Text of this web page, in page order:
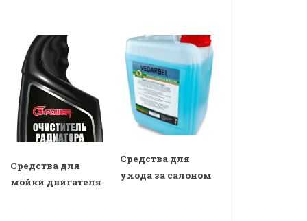
Средства для
мойки двигателя
Средства для
ухода за салоном